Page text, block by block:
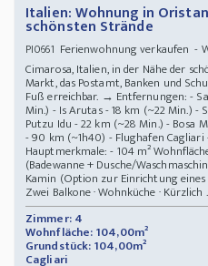
Italien: Wohnung in
schönsten Strände
PI0661 Ferienwohnung verkaufen -
Cimarosa, Italien, in der Nähe der
Markt, das Postamt, Banken und
Fuß erreichbar. → Entfernungen: -
Min.) - Is Arutas - 18 km (~22 Min.)
Putzu Idu - 22 km (~28 Min.) - Bosa
- 90 km (~1h40) - Flughafen Cagliari
Hauptmerkmale: - 104 m²
(Badewanne + Dusche/
Kamin (Option zur Einrichtung
Zwei Balkone · Wohnküche · Kürzlich
Zimmer: 4
Wohnfläche: 104,00m²
Grundstück: 104,00m²
Cagliari